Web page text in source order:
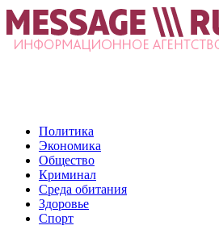
Политика
Экономика
Общество
Криминал
Среда обитания
Здоровье
Спорт